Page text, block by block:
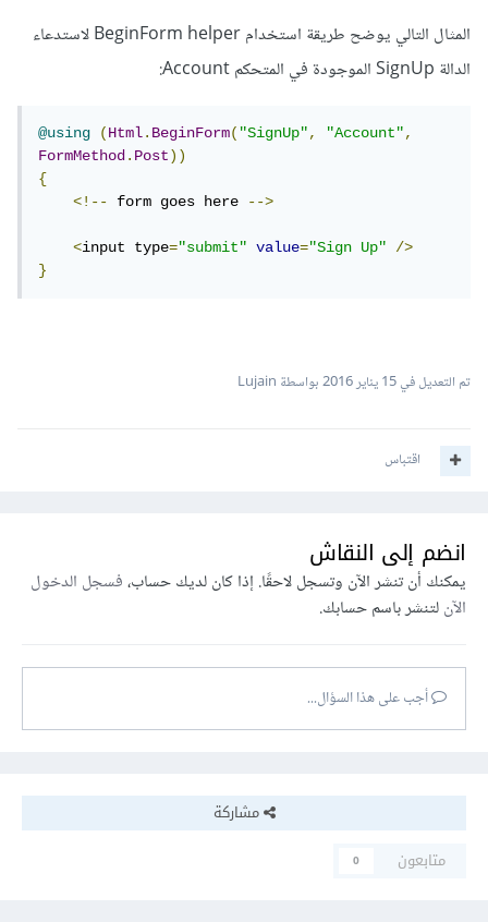
المثال التالي يوضح طريقة استخدام BeginForm helper لاستدعاء
الدالة SignUp الموجودة في المتحكم Account:
@using (Html.BeginForm("SignUp", "Account",
FormMethod.Post))
{
<!--
form goes here -->
<input type="submit" value="Sign Up"
/>
}
تم التعديل في15 يناير 2016 بواسطة Lujain
اقتباس
انضم إلى النقاش
يمكنك أن تنشر الآن وتسجل لاحقًا. إذا كان لديك حساب،فسجل الدخول
الآنلتنشر باسم حسابك.
أجب على هذا السؤال...
مشاركة
متابعون
0